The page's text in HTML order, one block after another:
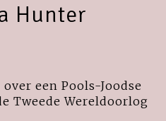
Hunter
een Pools-Joodse
Tweede Wereldoorlog